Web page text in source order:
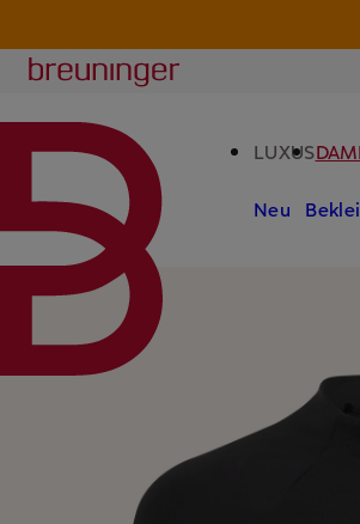
Breuninger
LUXUS
Neu